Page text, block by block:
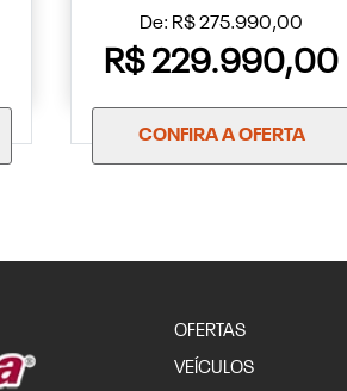
De: R$ 275.990,00
R$ 229.990,00
CONFIRA A OFERTA
OFERTAS
VEÍCULOS